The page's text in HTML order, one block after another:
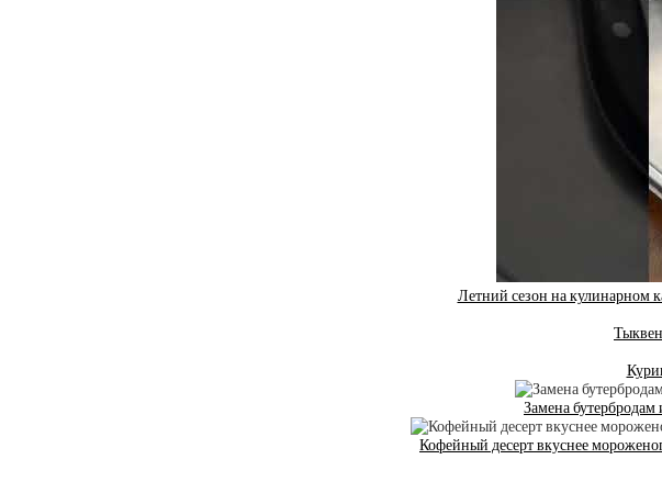
Летний сезон на кулинарном
Замена бутербродам
Кофейный десерт вкуснее